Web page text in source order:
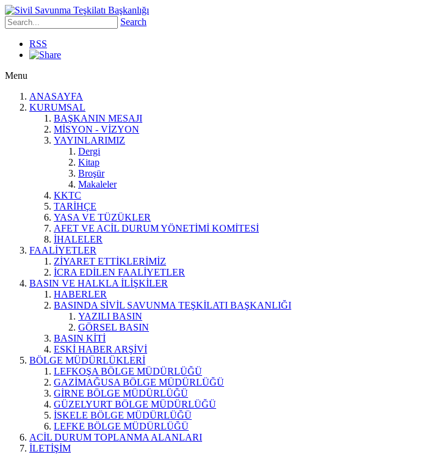
Search
RSS
Menu
ANASAYFA
KURUMSAL
BAŞKANIN MESAJI
MİSYON - VİZYON
YAYINLARIMIZ
Dergi
Kitap
Broşür
Makaleler
KKTC
TARİHÇE
YASA VE TÜZÜKLER
AFET VE ACİL DURUM YÖNETİMİ KOMİTESİ
İHALELER
FAALİYETLER
ZİYARET ETTİKLERİMİZ
İCRA EDİLEN FAALİYETLER
BASIN VE HALKLA İLİŞKİLER
HABERLER
BASINDA SİVİL SAVUNMA TEŞKİLATI BAŞKANLIĞI
YAZILI BASIN
GÖRSEL BASIN
BASIN KİTİ
ESKİ HABER ARŞİVİ
BÖLGE MÜDÜRLÜKLERİ
LEFKOŞA BÖLGE MÜDÜRLÜĞÜ
GAZİMAĞUSA BÖLGE MÜDÜRLÜĞÜ
GİRNE BÖLGE MÜDÜRLÜĞÜ
GÜZELYURT BÖLGE MÜDÜRLÜĞÜ
İSKELE BÖLGE MÜDÜRLÜĞÜ
LEFKE BÖLGE MÜDÜRLÜĞÜ
ACİL DURUM TOPLANMA ALANLARI
İLETİŞİM